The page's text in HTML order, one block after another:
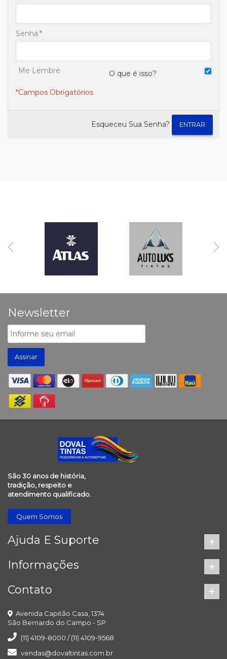
*
Senha
Me Lembre O que é isso?
*Campos Obrigatórios
Esqueceu Sua Senha? ENTRAR
Newsletter
Assinar
São 30 anos de história,
tradição, respeito e
atendimento qualificado.
Quem Somos
Ajuda E Suporte
Informações
Contato
Avenida Capitão Casa, 1374
São Bernardo do Campo - SP
(11) 4109-8000 / (11) 4109-9568
vendas@dovaltintas.com.br